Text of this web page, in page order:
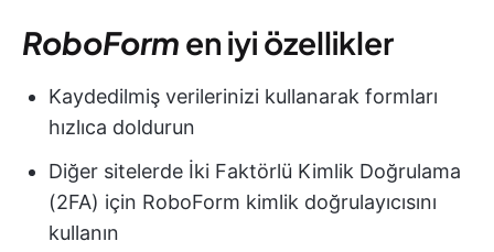
RoboForm en iyi özellikler
Kaydedilmiş verilerinizi kullanarak formları
hızlıca doldurun
Diğer sitelerde İki Faktörlü Kimlik Doğrulama
(2FA) için RoboForm kimlik doğrulayıcısını
kullanın